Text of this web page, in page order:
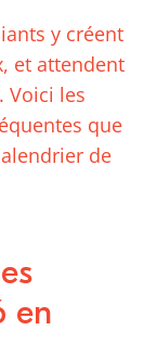
y créent
et attendent
Voici les
que
de
en